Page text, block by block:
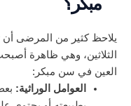
يلاحظ كثير من المرضى
الثلاثين، وهي ظاهرة
العين في سن مبكر:
العوامل الوراثية: